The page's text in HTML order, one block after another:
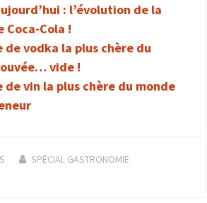
: l’évolution de la
Cola !
de vodka la plus chère du
vide !
de vin la plus chère du monde
SPÉCIAL GASTRONOMIE